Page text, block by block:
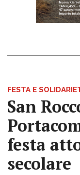
FESTA E
San
festa
secolare